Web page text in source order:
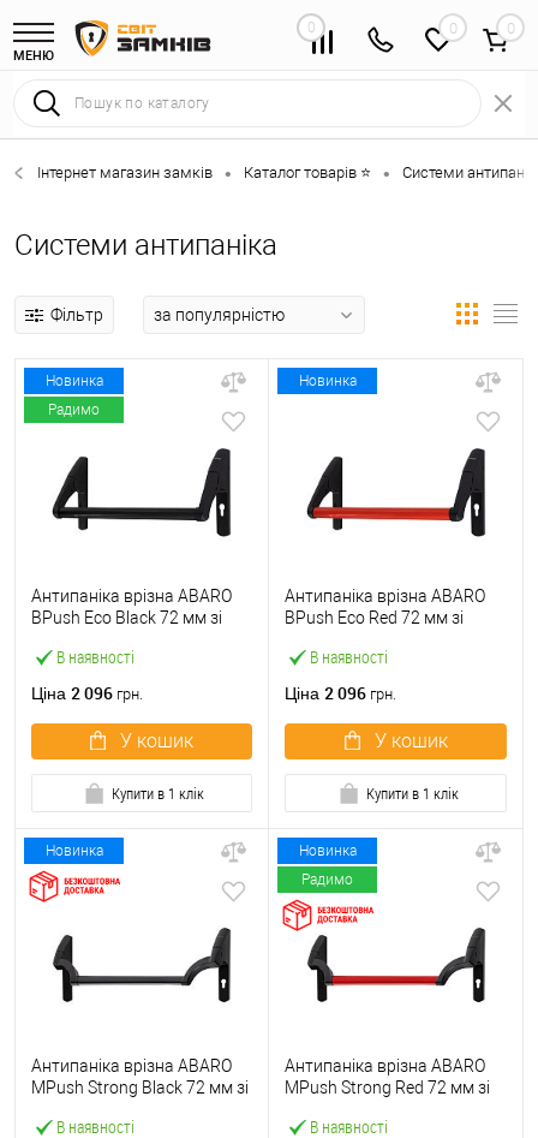
МЕНЮ
0 0
Інтернет магазин замків • Каталог товарів ⭐ • Системи
Системи антипаніка
Фільтр
Новинка
Радимо
В наявності
Антипаніка врізна ABARO
BPush Eco Black 72 мм зі
Ціна 2 096 грн.
У кошик
Купити в 1 клік
Новинка
В наявності
Антипаніка врізна ABARO
BPush Eco Red 72 мм зі
Ціна 2 096 грн.
У кошик
Купити в 1 клік
Новинка
В наявності
Антипаніка врізна ABARO
МPush Strong Black 72 мм зі
Новинка
Радимо
В наявності
Антипаніка врізна ABARO
МPush Strong Red 72 мм зі